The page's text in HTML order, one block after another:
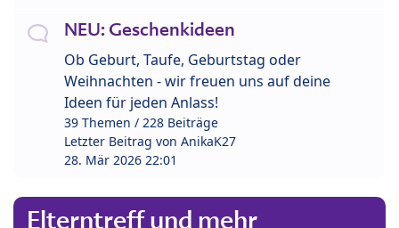
NEU: Geschenkideen
Ob Geburt, Taufe, Geburtstag oder
Weihnachten - wir freuen uns auf deine
Ideen für jeden Anlass!
39 Themen / 228 Beiträge
Letzter Beitrag von AnikaK27
28. Mär 2026 22:01
Elterntreff und mehr